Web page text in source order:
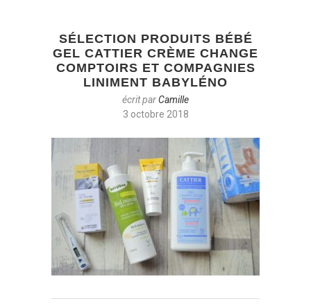
SÉLECTION PRODUITS BÉBÉ
GEL CATTIER CRÈME CHANGE
COMPTOIRS ET COMPAGNIES
LINIMENT BABYLÉNO
écrit parCamille
3 octobre 2018